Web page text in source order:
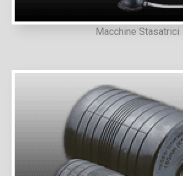
Macchine Stasatrici